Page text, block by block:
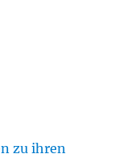
zu ihren